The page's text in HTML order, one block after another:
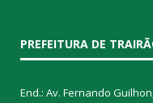
PREFEITURA DE
End.: Av. Fernando